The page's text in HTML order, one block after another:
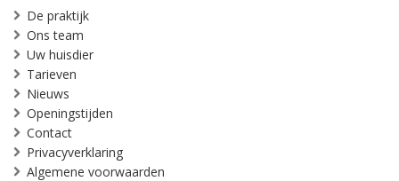
De praktijk
Ons team
Uw huisdier
Tarieven
Nieuws
Openingstijden
Contact
Privacyverklaring
Algemene voorwaarden